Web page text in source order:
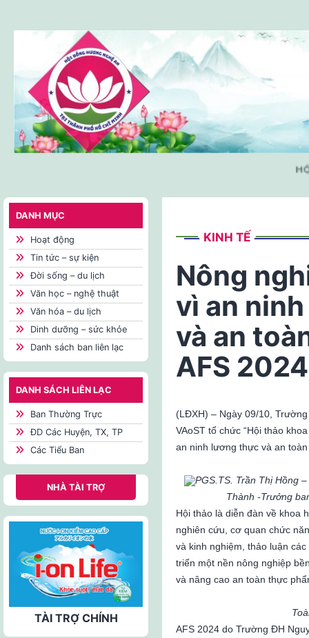
HỘI
DANH MỤC
Hoạt động
Tin tức – sự kiện
Đời sống – du lịch
Văn học – nghệ thuật
Văn hóa – du lịch
Dinh dưỡng – sức khỏe
Danh sách ban liên lạc
DANH SÁCH LIÊN LẠC
Ban Thường Trực
ĐD Các Huyện, TX, TP
Các Tiểu Ban
NHÀ TÀI TRỢ
TÀI TRỢ CHÍNH
KINH TẾ
Nông
vì an
và an
AFS 2024
(LĐXH) – Ngày 09/10,
VAoST tổ chức “Hội thảo
an ninh lương thực và an
PGS.TS. Trần Thị Hồng
Thành -Trưởng
Hội thảo là diễn đàn về khoa
nghiên cứu, cơ quan chức
và kinh nghiệm, thảo luận
triển một nền nông nghiệp
và nâng cao an toàn thực
AFS 2024 do Trường ĐH